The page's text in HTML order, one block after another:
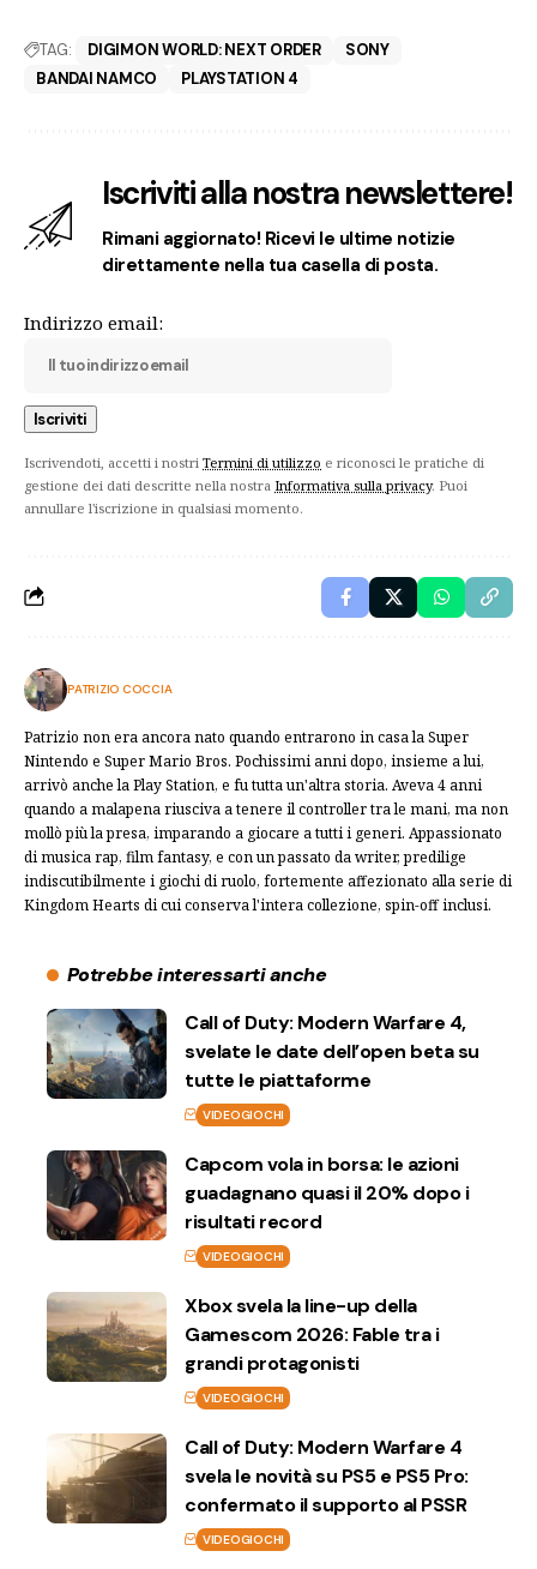
TAG: DIGIMON WORLD: NEXT ORDER
SONY
BANDAI NAMCO
PLAYSTATION 4
Iscriviti alla nostra newslettere!
Rimani aggiornato! Ricevi le ultime notizie
direttamente nella tua casella di posta.
Indirizzo email:
Iscrivendoti, accetti i nostri Termini di utilizzo e riconosci le pratiche di
gestione dei dati descritte nella nostra Informativa sulla privacy. Puoi
annullare l'iscrizione in qualsiasi momento.
PATRIZIO COCCIA
Patrizio non era ancora nato quando entrarono in casa la Super
Nintendo e Super Mario Bros. Pochissimi anni dopo, insieme a lui,
arrivò anche la Play Station, e fu tutta un'altra storia. Aveva 4 anni
quando a malapena riusciva a tenere il controller tra le mani, ma non
mollò più la presa, imparando a giocare a tutti i generi. Appassionato
di musica rap, film fantasy, e con un passato da writer, predilige
indiscutibilmente i giochi di ruolo, fortemente affezionato alla serie di
Kingdom Hearts di cui conserva l'intera collezione, spin-off inclusi.
Potrebbe interessarti anche
Call of Duty: Modern Warfare 4,
svelate le date dell’open beta su
tutte le piattaforme
VIDEOGIOCHI
Capcom vola in borsa: le azioni
guadagnano quasi il 20% dopo i
risultati record
VIDEOGIOCHI
Xbox svela la line-up della
Gamescom 2026: Fable tra i
grandi protagonisti
VIDEOGIOCHI
Call of Duty: Modern Warfare 4
svela le novità su PS5 e PS5 Pro:
confermato il supporto al PSSR
VIDEOGIOCHI